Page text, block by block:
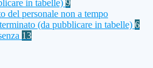
in tabelle) 9
del personale non a tempo
(da pubblicare in tabelle) 6
13